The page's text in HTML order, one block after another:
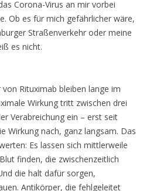
Corona-Virus an mir vorbei
Ob es für mich gefährlicher wäre,
Straßenverkehr oder meine
es nicht.
Rituximab bleiben lange im
Wirkung tritt zwischen drei
Verabreichung ein – erst seit
Wirkung nach, ganz langsam. Das
Es lassen sich mittlerweile
finden, die zwischenzeitlich
die halt dafür sorgen,
Antikörper, die fehlgeleitet